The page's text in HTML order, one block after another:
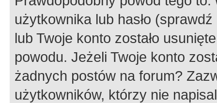
użytkownika lub hasło
lub Twoje konto zostało
powodu. Jeżeli Twoje konto
żadnych postów na forum?
użytkowników, którzy nie